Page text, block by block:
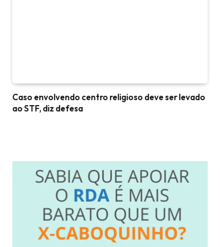
Caso envolvendo centro religioso deve ser levado
ao STF, diz defesa